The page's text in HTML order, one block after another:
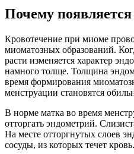
Почему
Кровотечение при миоме
миоматозных образований.
расти изменяется характер
намного толще. Толщина
время формирования
менструации становятся
В норме матка во время
отторгать эндометрий.
На месте отторгнутых слоев
сосуды, из которых течет